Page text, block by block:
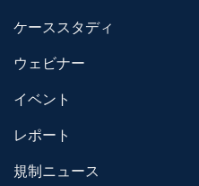
ケーススタディ
ウェビナー
イベント
レポート
規制ニュース